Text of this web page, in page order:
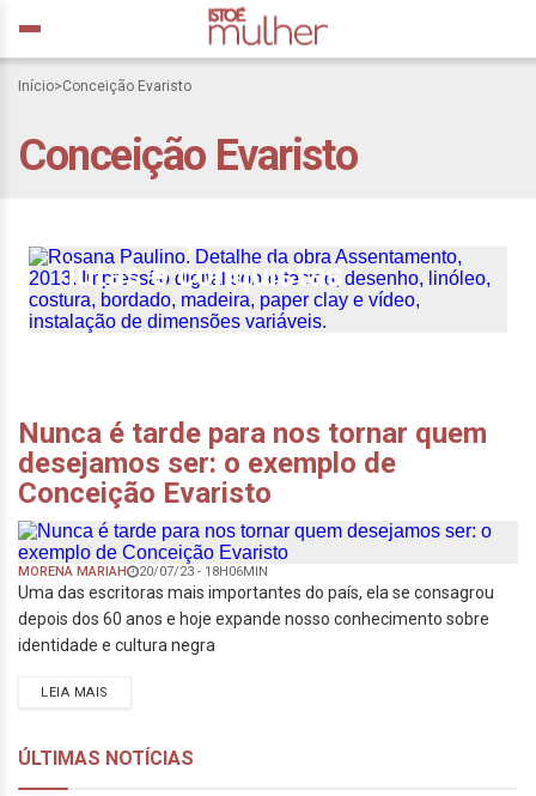
Início>Conceição Evaristo
Conceição Evaristo
lutas e conquistas
Nunca é tarde para nos tornar quem
desejamos ser: o exemplo de
Conceição Evaristo
MORENA MARIAH 20/07/23 - 18H06MIN
Uma das escritoras mais importantes do país, ela se consagrou
depois dos 60 anos e hoje expande nosso conhecimento sobre
identidade e cultura negra
LEIA MAIS